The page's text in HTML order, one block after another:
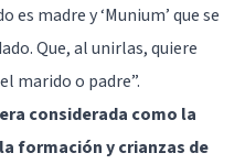
es madre y ‘Munium’ que se
Que, al unirlas, quiere
marido o padre”.
considerada como la
formación y crianzas de